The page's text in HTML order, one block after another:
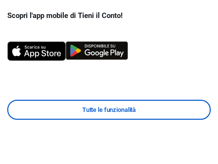
Scopri l'app mobile di Tieni il Conto!
Tutte le funzionalità